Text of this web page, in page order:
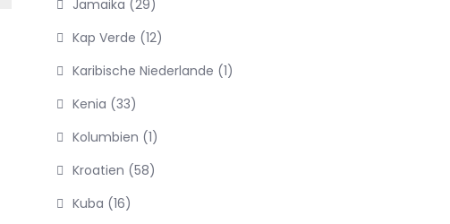
Jamaika (29)
Kap Verde (12)
Karibische Niederlande (1)
Kenia (33)
Kolumbien (1)
Kroatien (58)
Kuba (16)